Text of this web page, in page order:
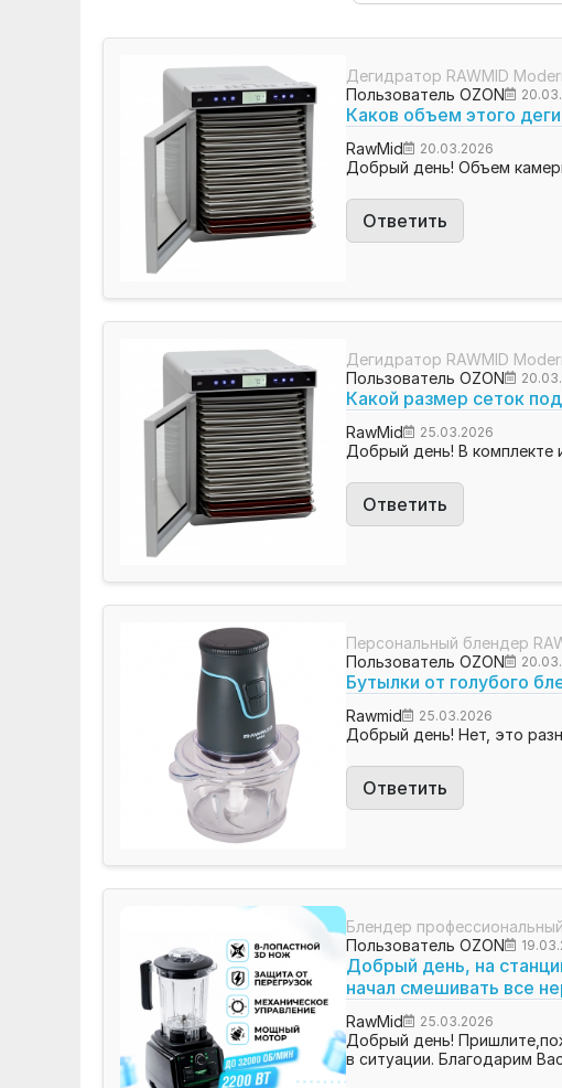
Дегидратор RAWMID
Пользователь OZON
Каков объем этого
RawMid 20.03.2026
Добрый день! Объем
Ответить
Дегидратор RAWMID
Пользователь OZON
Какой размер сеток
RawMid 25.03.2026
Добрый день! В комплекте
Ответить
Персональный блендер
Пользователь OZON
Бутылки от голубого
Rawmid 25.03.2026
Добрый день! Нет, это
Ответить
Блендер
Пользователь OZON
Добрый день, на
начал смешивать все
RawMid 25.03.2026
Добрый день!
в ситуации. Благодарим